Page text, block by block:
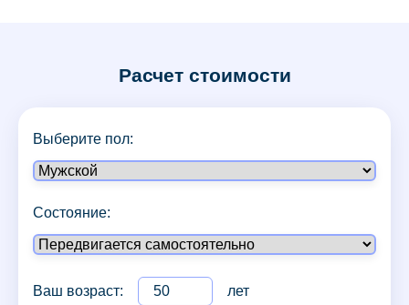
Расчет стоимости
Выберите пол:
Состояние:
Ваш возраст: лет